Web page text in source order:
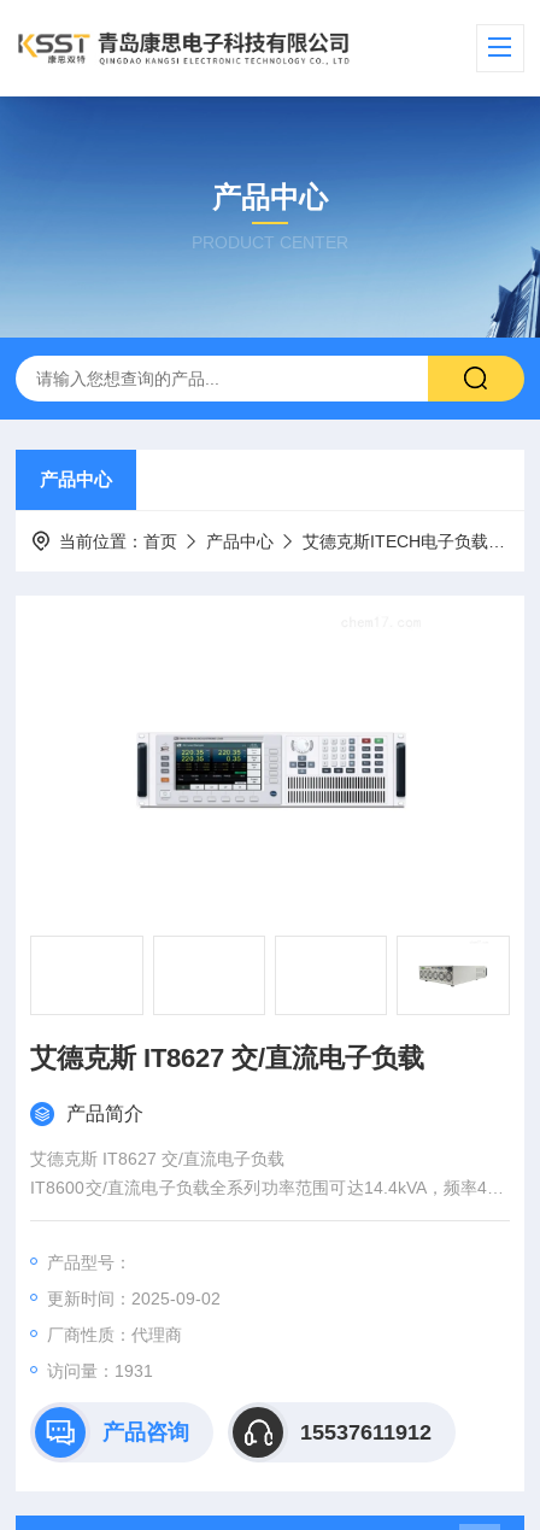
产品中心
PRODUCT CENTER
产品中心
当前位置：首页 产品中心 艾德克斯ITECH电子负载
艾德克斯 IT8627 交/直流电子负载
产品简介
艾德克斯 IT8627 交/直流电子负载
IT8600交/直流电子负载全系列功率范围可达14.4kVA，频率45H
z~450Hz可调。示波器显示功能，可显示电压和电流输入波形。
达50次的电压谐波，分析待测物性能。内建标准LAN/USB通信接
口，提供快速稳定的通信质量。
产品型号：
更新时间：2025-09-02
厂商性质：代理商
访问量：1931
产品咨询 15537611912